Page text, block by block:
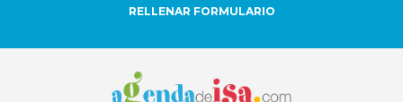
RELLENAR FORMULARIO